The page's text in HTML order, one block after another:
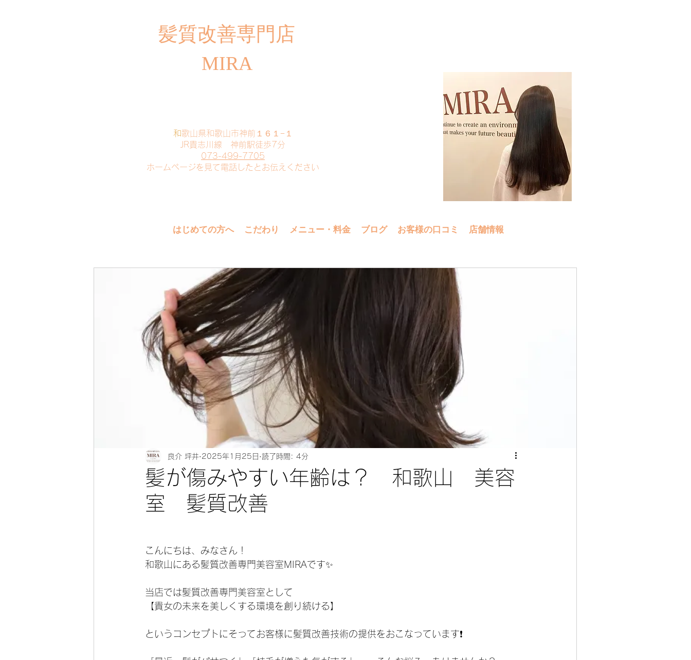
​髪質改善専門店
MIRA
​和歌山県和歌山市神前１６１−１
JR貴志川線 神前駅徒歩7分
073-499-7705
​ホームページを見て電話したとお伝えください
はじめての方へ こだわり メニュー・料金 ブログ お客様の口コミ 店舗情報
髪が傷みやすい年齢は？ 和歌山 美容
室 髪質改善
良介 坪井 2025年1月25日 読了時間: 4分
こんにちは、みなさん！
和歌山にある髪質改善専門美容室MIRAです✨
当店では髪質改善専門美容室として
【貴女の未来を美しくする環境を創り続ける】
というコンセプトにそってお客様に髪質改善技術の提供をおこなっています❗️